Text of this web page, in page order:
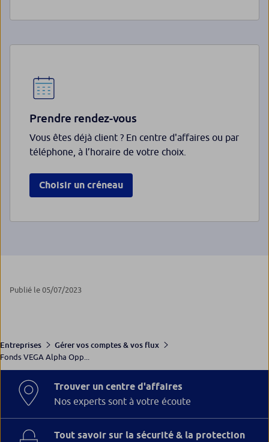
Prendre rendez-vous
Vous êtes déjà client ? En centre d'affaires ou par
téléphone, à l’horaire de votre choix.
Choisir un créneau
Publié le 05/07/2023
Entreprises
Gérer vos comptes & vos flux
Fonds VEGA Alpha Opp...
Trouver un centre d'affaires
Nos experts sont à votre écoute
Tout savoir sur la sécurité & la protection